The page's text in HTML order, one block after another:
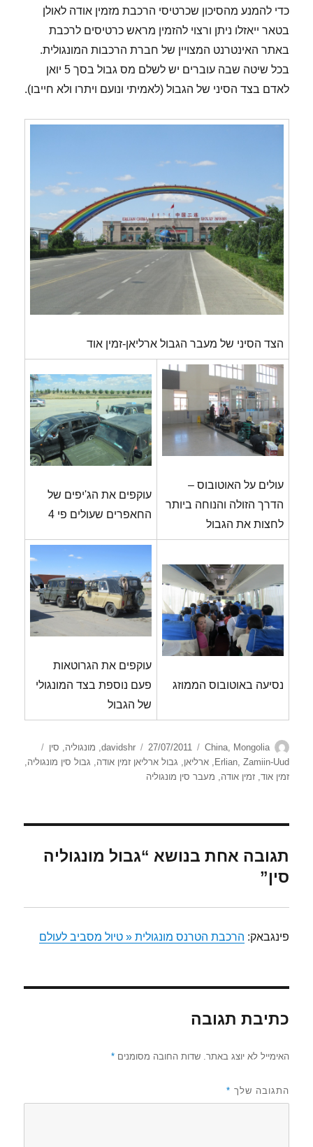
כדי להמנע מהסיכון שכרטיסי הרכבת מזמין אודה לאולן
בטאר ייאזלו ניתן ורצוי להזמין מראש כרטיסים לרכבת
באתר האינטרנט המצויין של חברת הרכבות המונגולית.
בכל שיטה שבה עוברים יש לשלם מס גבול בסך 5 יואן
לאדם בצד הסיני של הגבול (לאמיתי ונועם ויתרו ולא חייבו).
הצד הסיני של מעבר הגבול ארליאן-זמין אוד
עולים על האוטובוס –
הדרך הזולה והנוחה ביותר
לחצות את הגבול
עוקפים את הג'יפים של
החאפרים שעולים פי 4
נסיעה באוטובוס הממוזג
עוקפים את הגרוטאות
פעם נוספת בצד המונגולי
של הגבול
מחבר davidshr
פורסם
בתאריך
27/07/2011
קטגוריות China, Mongolia
, מונגוליה, סין
Erlian, Zamiin-Uud
,ארליאן, גבול ארליאן זמין אודה, גבול סין מונגוליה,
זמין אוד,זמין אודה, מעבר סין מונגוליה
תגובה אחת בנושא “גבול מונגוליה
סין”
פינגבאק: הרכבת הטרנס מונגולית « טיול מסביב לעולם
כתיבת תגובה
האימייל לא יוצג באתר. שדות החובה מסומנים*
התגובה שלך *